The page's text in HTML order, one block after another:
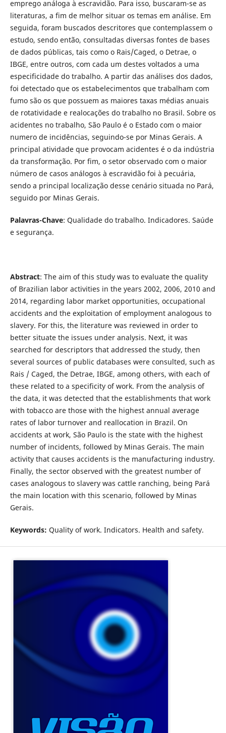
emprego análoga à escravidão. Para isso, buscaram-se as
literaturas, a fim de melhor situar os temas em análise. Em
seguida, foram buscados descritores que contemplassem o
estudo, sendo então, consultadas diversas fontes de bases
de dados públicas, tais como o Rais/Caged, o Detrae, o
IBGE, entre outros, com cada um destes voltados a uma
especificidade do trabalho. A partir das análises dos dados,
foi detectado que os estabelecimentos que trabalham com
fumo são os que possuem as maiores taxas médias anuais
de rotatividade e realocações do trabalho no Brasil. Sobre os
acidentes no trabalho, São Paulo é o Estado com o maior
numero de incidências, seguindo-se por Minas Gerais. A
principal atividade que provocam acidentes é o da indústria
da transformação. Por fim, o setor observado com o maior
número de casos análogos à escravidão foi à pecuária,
sendo a principal localização desse cenário situada no Pará,
seguido por Minas Gerais.
Palavras-Chave: Qualidade do trabalho. Indicadores. Saúde
e segurança.
Abstract: The aim of this study was to evaluate the quality
of Brazilian labor activities in the years 2002, 2006, 2010 and
2014, regarding labor market opportunities, occupational
accidents and the exploitation of employment analogous to
slavery. For this, the literature was reviewed in order to
better situate the issues under analysis. Next, it was
searched for descriptors that addressed the study, then
several sources of public databases were consulted, such as
Rais / Caged, the Detrae, IBGE, among others, with each of
these related to a specificity of work. From the analysis of
the data, it was detected that the establishments that work
with tobacco are those with the highest annual average
rates of labor turnover and reallocation in Brazil. On
accidents at work, São Paulo is the state with the highest
number of incidents, followed by Minas Gerais. The main
activity that causes accidents is the manufacturing industry.
Finally, the sector observed with the greatest number of
cases analogous to slavery was cattle ranching, being Pará
the main location with this scenario, followed by Minas
Gerais.
Keywords: Quality of work. Indicators. Health and safety.